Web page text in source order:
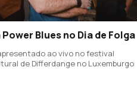
Power Blues no Dia de Folga
ao vivo no festival
de Differdange no Luxemburgo